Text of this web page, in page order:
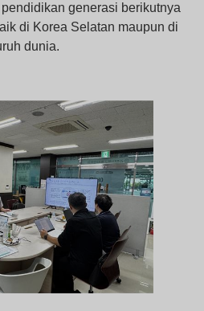
generasi berikutnya
di Korea Selatan maupun di
dunia.